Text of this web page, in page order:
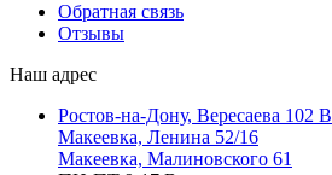
Обратная связь
Отзывы
Наш адрес
Ростов-на-Дону, Вересаева 102 В
Макеевка, Ленина 52/16
Макеевка, Малиновского 61